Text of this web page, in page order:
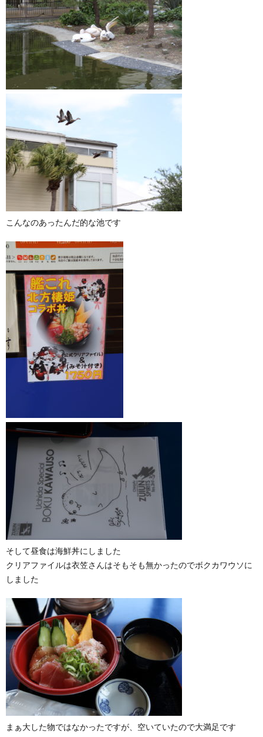
こんなのあったんだ的な池です
そして昼食は海鮮丼にしました
クリアファイルは衣笠さんはそもそも無かったのでボクカワウソに
しました
まぁ大した物ではなかったですが、空いていたので大満足です